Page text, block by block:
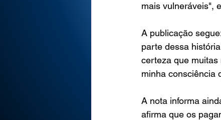
mais vulneráveis",
A publicação
parte dessa
certeza que muitas
minha consciência
A nota informa
afirma que os